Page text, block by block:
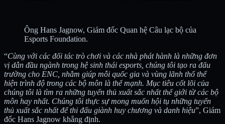
Ông Hans Jagnow, Giám đốc Quan hệ Câu lạc bộ của
Esports Foundation.
“Cùng với các đối tác trò chơi và các nhà phát hành là những đơn
vị dẫn đầu ngành trong hệ sinh thái esports, chúng tôi tạo ra đấu
trường cho ENC, nhằm giúp mỗi quốc gia và vùng lãnh thổ thể
hiện trình độ trong các bộ môn là thế mạnh. Mục tiêu cốt lõi của
chúng tôi là tìm ra những tuyển thủ xuất sắc nhất thế giới từ các bộ
môn hay nhất. Chúng tôi thực sự mong muốn hội tụ những tuyển
thủ xuất sắc nhất để thi đấu giành huy chương và danh hiệu”, Giám
đốc Hans Jagnow khẳng định.